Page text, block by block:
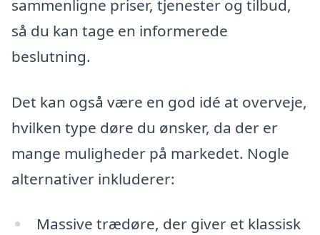
sammenligne priser, tjenester og tilbud,
så du kan tage en informerede
beslutning.
Det kan også være en god idé at overveje,
hvilken type døre du ønsker, da der er
mange muligheder på markedet. Nogle
alternativer inkluderer:
Massive trædøre, der giver et klassisk